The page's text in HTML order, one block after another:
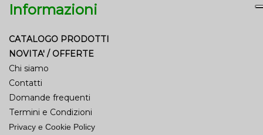
Informazioni
CATALOGO PRODOTTI
NOVITA' / OFFERTE
Chi siamo
Contatti
Domande frequenti
Termini e Condizioni
Privacy e Cookie Policy